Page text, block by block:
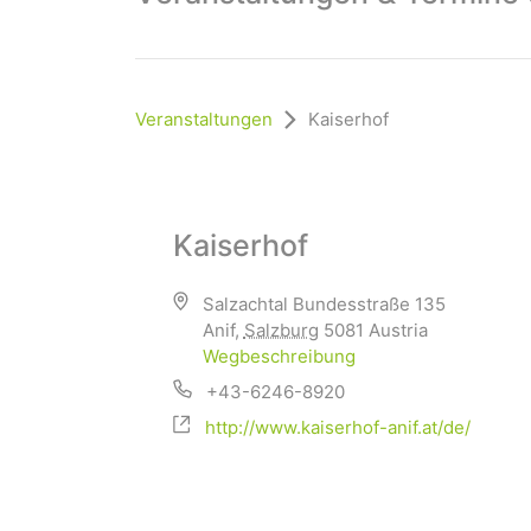
Veranstaltungen Kaiserhof
Kaiserhof
Salzachtal Bundesstraße 135
Anif, Salzburg 5081 Austria
Wegbeschreibung
+43-6246-8920
http://www.kaiserhof-anif.at/de/